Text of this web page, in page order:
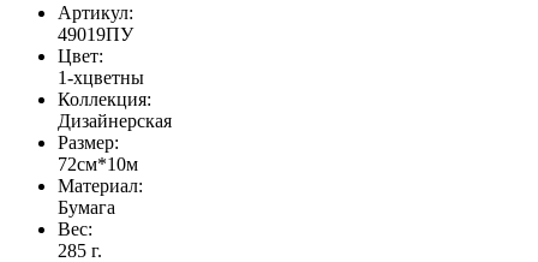
Артикул:
49019ПУ
Цвет:
1-хцветны
Коллекция:
Дизайнерская
Размер:
72см*10м
Материал:
Бумага
Вес:
285 г.